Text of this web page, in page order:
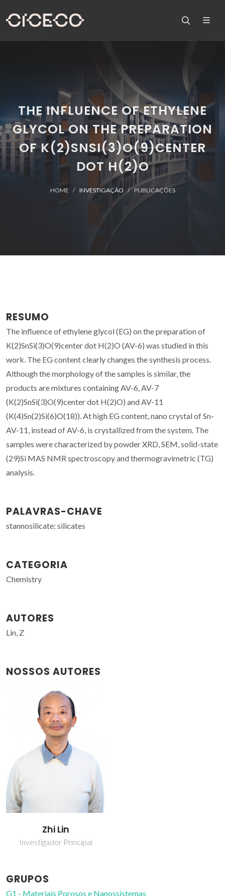
THE INFLUENCE OF ETHYLENE
GLYCOL ON THE PREPARATION
OF K(2)SNSI(3)O(9)CENTER
DOT H(2)O
HOME INVESTIGAÇÃO PUBLICAÇÕES
RESUMO
The influence of ethylene glycol (EG) on the preparation of
K(2)SnSi(3)O(9)center dot H(2)O (AV-6) was studied in this
work. The EG content clearly changes the synthesis process.
Although the morphology of the samples is similar, the
products are mixtures containing AV-6, AV-7
(K(2)SnSi(3)O(9)center dot H(2)O) and AV-11
(K(4)Sn(2)Si(6)O(18)). At high EG content, nano crystal of Sn-
AV-11, instead of AV-6, is crystallized from the system. The
samples were characterized by powder XRD, SEM, solid-state
(29)Si MAS NMR spectroscopy and thermogravimetric (TG)
analysis.
PALAVRAS-CHAVE
stannosilicate; silicates
CATEGORIA
Chemistry
AUTORES
Lin, Z
NOSSOS AUTORES
Zhi Lin
Investigador Principal
GRUPOS
G1 - Materiais Porosos e Nanossistemas